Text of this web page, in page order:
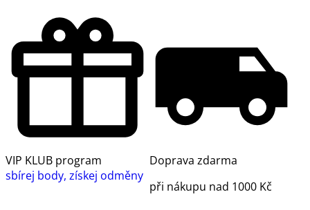
VIP KLUB program
sbírej body, získej odměny
Doprava zdarma
při nákupu nad 1000 Kč